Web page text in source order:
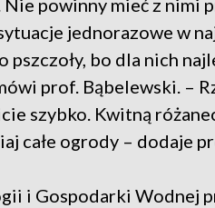
powinny mieć z nimi
jednorazowe w
pszczoły, bo dla nich
prof. Bąbelewski. –
szybko. Kwitną
całe ogrody – dodaje
i Gospodarki Wodnej